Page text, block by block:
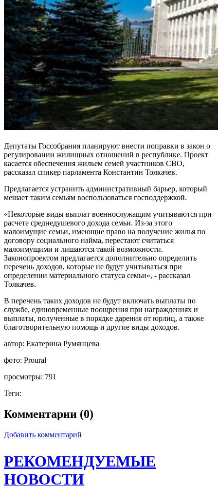
Депутаты Госсобрания планируют внести поправки в закон о
регулировании жилищных отношений в республике. Проект
касается обеспечения жильем семей участников СВО,
рассказал спикер парламента Константин Толкачев.
Предлагается устранить административный барьер, который
мешает таким семьям воспользоваться господдержкой.
«Некоторые виды выплат военнослужащим учитываются при
расчете среднедушевого дохода семьи. Из-за этого
малоимущие семьи, имеющие право на получение жилья по
договору социального найма, перестают считаться
малоимущими и лишаются такой возможности.
Законопроектом предлагается дополнительно определить
перечень доходов, которые не будут учитываться при
определении материального статуса семьи», - рассказал
Толкачев.
В перечень таких доходов не будут включать выплаты по
службе, единовременные поощрения при награждениях и
выплаты, полученные в порядке дарения от юрлиц, а также
благотворительную помощь и другие виды доходов.
автор: Екатерина Румянцева
фото: Proural
просмотры: 791
Теги:
Комментарии (0)
Добавить комментарий
РЕКОМЕНДУЕМЫЕ
НОВОСТИ